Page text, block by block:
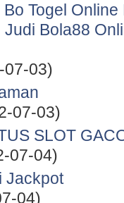
Togel
Bola88
07-03)
07-03)
SLOT
07-04)
Jackpot
04)